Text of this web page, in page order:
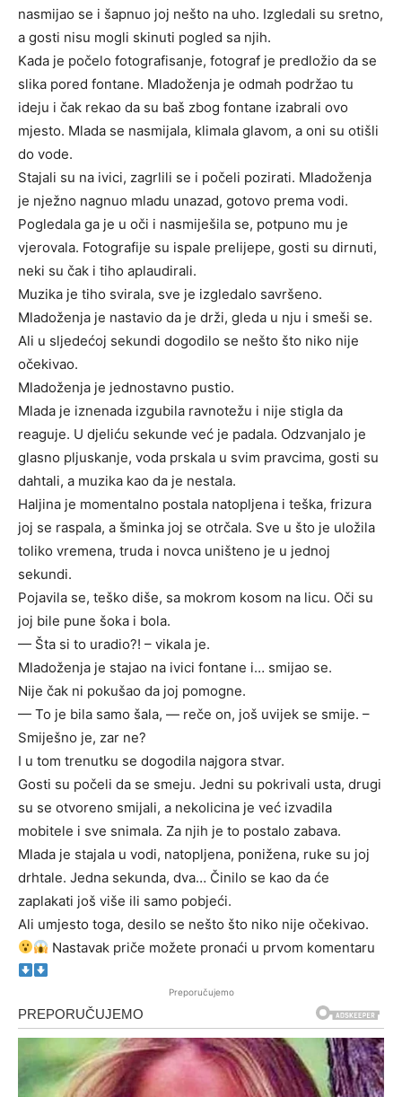
nasmijao se i šapnuo joj nešto na uho. Izgledali su sretno,
a gosti nisu mogli skinuti pogled sa njih.
Kada je počelo fotografisanje, fotograf je predložio da se
slika pored fontane. Mladoženja je odmah podržao tu
ideju i čak rekao da su baš zbog fontane izabrali ovo
mjesto. Mlada se nasmijala, klimala glavom, a oni su otišli
do vode.
Stajali su na ivici, zagrlili se i počeli pozirati. Mladoženja
je nježno nagnuo mladu unazad, gotovo prema vodi.
Pogledala ga je u oči i nasmiješila se, potpuno mu je
vjerovala. Fotografije su ispale prelijepe, gosti su dirnuti,
neki su čak i tiho aplaudirali.
Muzika je tiho svirala, sve je izgledalo savršeno.
Mladoženja je nastavio da je drži, gleda u nju i smeši se.
Ali u sljedećoj sekundi dogodilo se nešto što niko nije
očekivao.
Mladoženja je jednostavno pustio.
Mlada je iznenada izgubila ravnotežu i nije stigla da
reaguje. U djeliću sekunde već je padala. Odzvanjalo je
glasno pljuskanje, voda prskala u svim pravcima, gosti su
dahtali, a muzika kao da je nestala.
Haljina je momentalno postala natopljena i teška, frizura
joj se raspala, a šminka joj se otrčala. Sve u što je uložila
toliko vremena, truda i novca uništeno je u jednoj
sekundi.
Pojavila se, teško diše, sa mokrom kosom na licu. Oči su
joj bile pune šoka i bola.
— Šta si to uradio?! – vikala je.
Mladoženja je stajao na ivici fontane i… smijao se.
Nije čak ni pokušao da joj pomogne.
— To je bila samo šala, — reče on, još uvijek se smije. –
Smiješno je, zar ne?
I u tom trenutku se dogodila najgora stvar.
Gosti su počeli da se smeju. Jedni su pokrivali usta, drugi
su se otvoreno smijali, a nekolicina je već izvadila
mobitele i sve snimala. Za njih je to postalo zabava.
Mlada je stajala u vodi, natopljena, ponižena, ruke su joj
drhtale. Jedna sekunda, dva… Činilo se kao da će
zaplakati još više ili samo pobjeći.
Ali umjesto toga, desilo se nešto što niko nije očekivao.
Nastavak priče možete pronaći u prvom komentaru
Preporučujemo